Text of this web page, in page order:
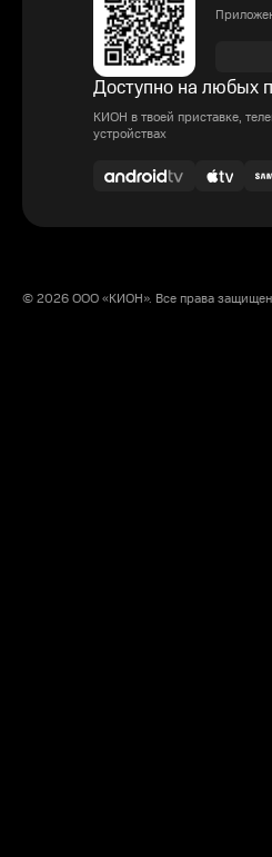
Доступно на любых
КИОН в твоей приставке,
устройствах
© 2026 ООО «КИОН». Все права